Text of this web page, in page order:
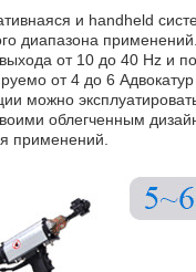
и handheld
диапазона
от 10 до 40 Hz и
от 4 до 6
можно
облегченным
применений.